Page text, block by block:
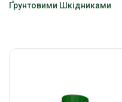
Ґрунтовими Шкідниками